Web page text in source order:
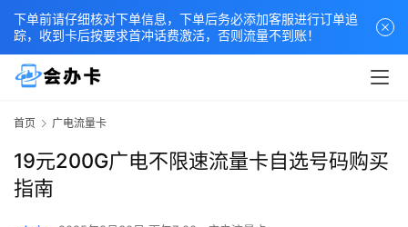
首页 广电流量卡
19元200G广电不限速流量卡自选号码购买
指南
下单前请仔细核对下单信息，下单后务必添加客服进行订单追
踪，收到卡后按要求首冲话费激活，否则流量不到账！